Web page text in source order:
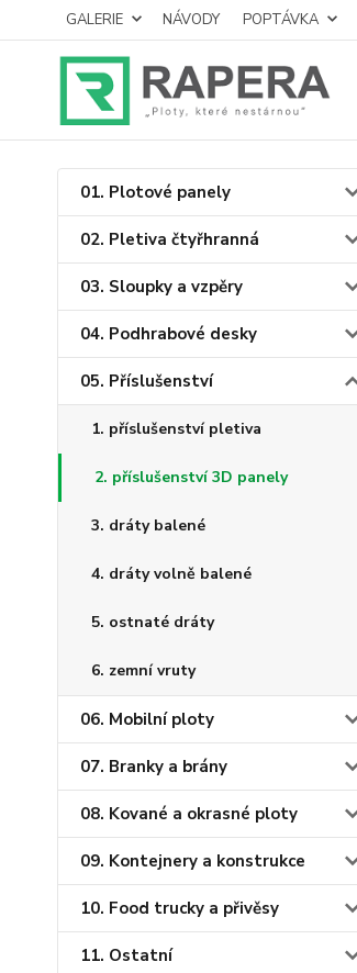
GALERIE NÁVODY POPTÁVKA
01. Plotové panely
02. Pletiva čtyřhranná
03. Sloupky a vzpěry
04. Podhrabové desky
05. Příslušenství
1. příslušenství pletiva
2. příslušenství 3D panely
3. dráty balené
4. dráty volně balené
5. ostnaté dráty
6. zemní vruty
06. Mobilní ploty
07. Branky a brány
08. Kované a okrasné ploty
09. Kontejnery a konstrukce
10. Food trucky a přivěsy
11. Ostatní